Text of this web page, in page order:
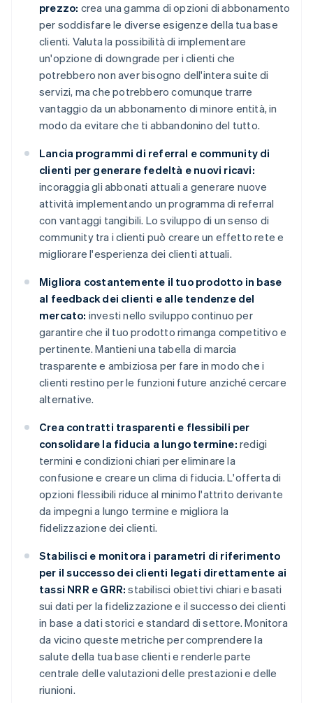
prezzo: crea una gamma di opzioni di abbonamento
per soddisfare le diverse esigenze della tua base
clienti. Valuta la possibilità di implementare
un'opzione di downgrade per i clienti che
potrebbero non aver bisogno dell'intera suite di
servizi, ma che potrebbero comunque trarre
vantaggio da un abbonamento di minore entità, in
modo da evitare che ti abbandonino del tutto.
Lancia programmi di referral e community di
clienti per generare fedeltà e nuovi ricavi:
incoraggia gli abbonati attuali a generare nuove
attività implementando un programma di referral
con vantaggi tangibili. Lo sviluppo di un senso di
community tra i clienti può creare un effetto rete e
migliorare l'esperienza dei clienti attuali.
Migliora costantemente il tuo prodotto in base
al feedback dei clienti e alle tendenze del
mercato: investi nello sviluppo continuo per
garantire che il tuo prodotto rimanga competitivo e
pertinente. Mantieni una tabella di marcia
trasparente e ambiziosa per fare in modo che i
clienti restino per le funzioni future anziché cercare
alternative.
Crea contratti trasparenti e flessibili per
consolidare la fiducia a lungo termine: redigi
termini e condizioni chiari per eliminare la
confusione e creare un clima di fiducia. L'offerta di
opzioni flessibili riduce al minimo l'attrito derivante
da impegni a lungo termine e migliora la
fidelizzazione dei clienti.
Stabilisci e monitora i parametri di riferimento
per il successo dei clienti legati direttamente ai
tassi NRR e GRR: stabilisci obiettivi chiari e basati
sui dati per la fidelizzazione e il successo dei clienti
in base a dati storici e standard di settore. Monitora
da vicino queste metriche per comprendere la
salute della tua base clienti e renderle parte
centrale delle valutazioni delle prestazioni e delle
riunioni.